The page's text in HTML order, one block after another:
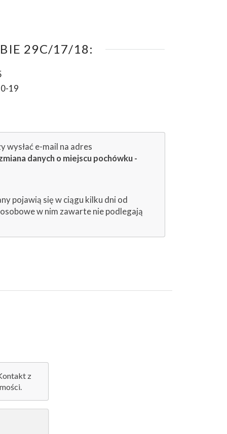
29C/17/18:
19
wysłać e-mail na adres
danych o miejscu pochówku -
pojawią się w ciągu kilku dni od
w nim zawarte nie podlegają
z